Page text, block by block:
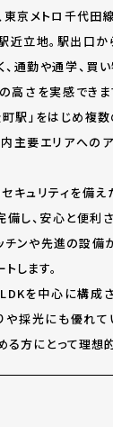
京メトロ千代田
近立地。駅出口か
、通勤や通学、買
高さを実感できま
町駅」をはじめ複
内主要エリアへの
キュリティを備え
備し、安心と便利
チンや先進の設備
します。
を中心に構成
や採光にも優れて
方にとって理想